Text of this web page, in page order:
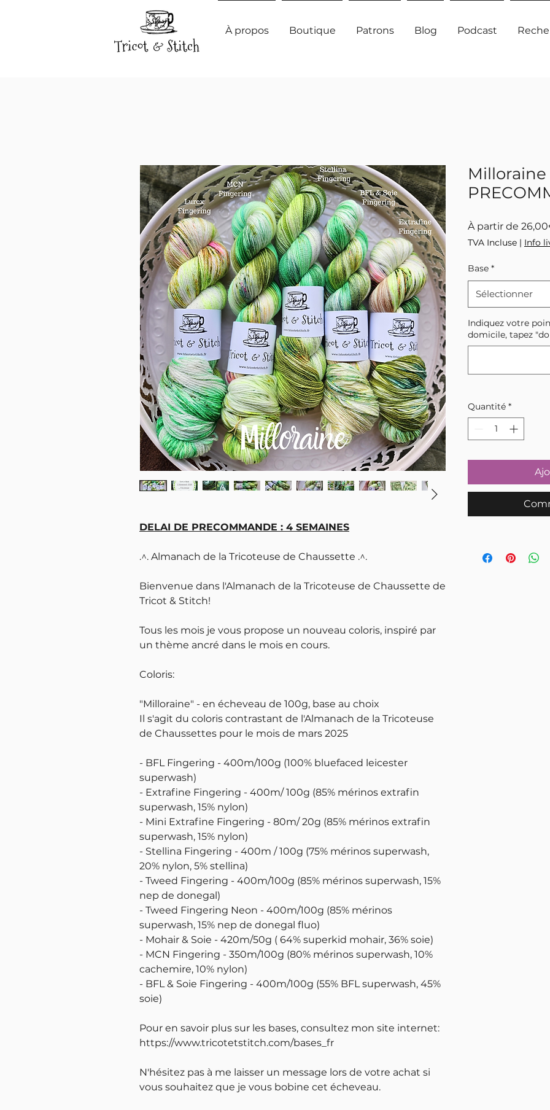
À propos Boutique Patrons Blog Podcast
DELAI DE PRECOMMANDE : 4 SEMAINES
.^. Almanach de la Tricoteuse de Chaussette .^.
Bienvenue dans l'Almanach de la Tricoteuse de Chaussette de
Tricot & Stitch!
Tous les mois je vous propose un nouveau coloris, inspiré par
un thème ancré dans le mois en cours.
Coloris:
"Milloraine" - en écheveau de 100g, base au choix
Il s'agit du coloris contrastant de l'Almanach de la Tricoteuse
de Chaussettes pour le mois de mars 2025
- BFL Fingering - 400m/100g (100% bluefaced leicester
superwash)
- Extrafine Fingering - 400m/ 100g (85% mérinos extrafin
superwash, 15% nylon)
- Mini Extrafine Fingering - 80m/ 20g (85% mérinos extrafin
superwash, 15% nylon)
- Stellina Fingering - 400m / 100g (75% mérinos superwash,
20% nylon, 5% stellina)
- Tweed Fingering - 400m/100g (85% mérinos superwash, 15%
nep de donegal)
- Tweed Fingering Neon - 400m/100g (85% mérinos
superwash, 15% nep de donegal fluo)
- Mohair & Soie - 420m/50g ( 64% superkid mohair, 36% soie)
- MCN Fingering - 350m/100g (80% mérinos superwash, 10%
cachemire, 10% nylon)
- BFL & Soie Fingering - 400m/100g (55% BFL superwash, 45%
soie)
Pour en savoir plus sur les bases, consultez mon site internet:
https://www.tricotetstitch.com/bases_fr
N'hésitez pas à me laisser un message lors de votre achat si
vous souhaitez que je vous bobine cet écheveau.
À partir de
TVA Incluse | Info
Base *
Sélectionner
Indiquez votre
domicile, tapez
Quantité *